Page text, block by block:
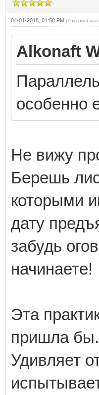
04-01-2018, 01:50 PM (This post
Alkonaft
особенно
Не вижу
Берешь
которыми
дату
забудь
начинаете!
Эта
пришла
Удивляет